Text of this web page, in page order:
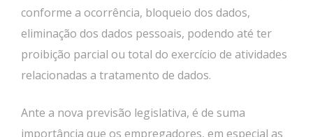
conforme a ocorrência, bloqueio dos dados,
eliminação dos dados pessoais, podendo até ter
proibição parcial ou total do exercício de atividades
relacionadas a tratamento de dados.
Ante a nova previsão legislativa, é de suma
importância que os empregadores, em especial as